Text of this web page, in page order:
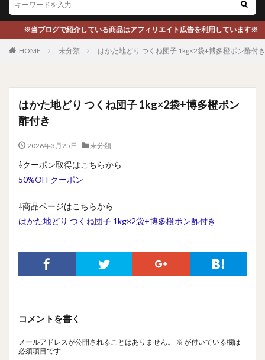
※当ブログで紹介している商品はアフィリエイト広告を利用しています※
HOME 未分類 はかた地どり つくね団子 1kg×2袋+博多橙ポン酢付き
はかた地どり つくね団子 1kg×2袋+博多橙ポン
酢付き
2026年3月25日 未分類
⇩クーポン取得はこちらから
50%OFFクーポン
⇩商品ページはこちらから
はかた地どり つくね団子 1kg×2袋+博多橙ポン酢付き
コメントを書く
メールアドレスが公開されることはありません。 ※ が付いている欄は
必須項目です